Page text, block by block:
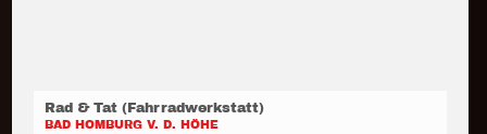
Rad & Tat (Fahrradwerkstatt)
BAD HOMBURG V. D. HÖHE